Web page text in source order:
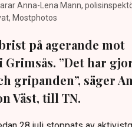
Anna-Lena Mann,
Mostphotos
på agerande mot
”Det har
gripanden”, säger
Väst, till TN.